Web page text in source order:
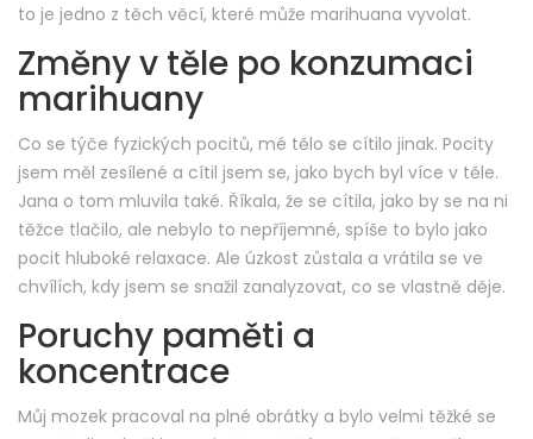
to je jedno z těch věcí, které může marihuana vyvolat.
Změny v těle po konzumaci
marihuany
Co se týče fyzických pocitů, mé tělo se cítilo jinak. Pocity
jsem měl zesílené a cítil jsem se, jako bych byl více v těle.
Jana o tom mluvila také. Říkala, že se cítila, jako by se na ni
těžce tlačilo, ale nebylo to nepříjemné, spíše to bylo jako
pocit hluboké relaxace. Ale úzkost zůstala a vrátila se ve
chvílích, kdy jsem se snažil zanalyzovat, co se vlastně děje.
Poruchy paměti a
koncentrace
Můj mozek pracoval na plné obrátky a bylo velmi těžké se